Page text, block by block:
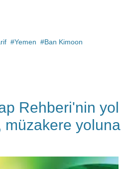
Yemen
Ban Kimoon
Rehberi'nin yol
müzakere yoluna